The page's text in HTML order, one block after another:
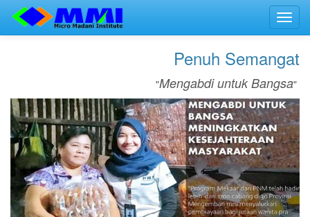
Penuh Semangat
"Mengabdi untuk Bangsa"